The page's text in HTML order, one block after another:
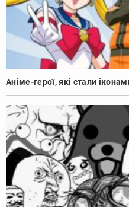
Аніме-герої, які стали